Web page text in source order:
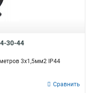
30-44
3х1,5мм2 IP44
Сравнить